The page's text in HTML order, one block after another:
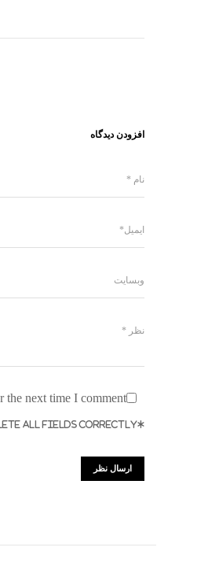
افزودن دیدگاه
the next time I comment.
*PLEASE COMPLETE ALL FIELDS CORRECTLY